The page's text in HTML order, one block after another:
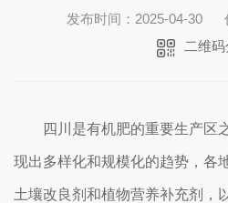
发布时间：2025-04-30
二维
四川是有机肥的重要生产区
现出多样化和规模化的趋势，各
土壤改良剂和植物营养补充剂，